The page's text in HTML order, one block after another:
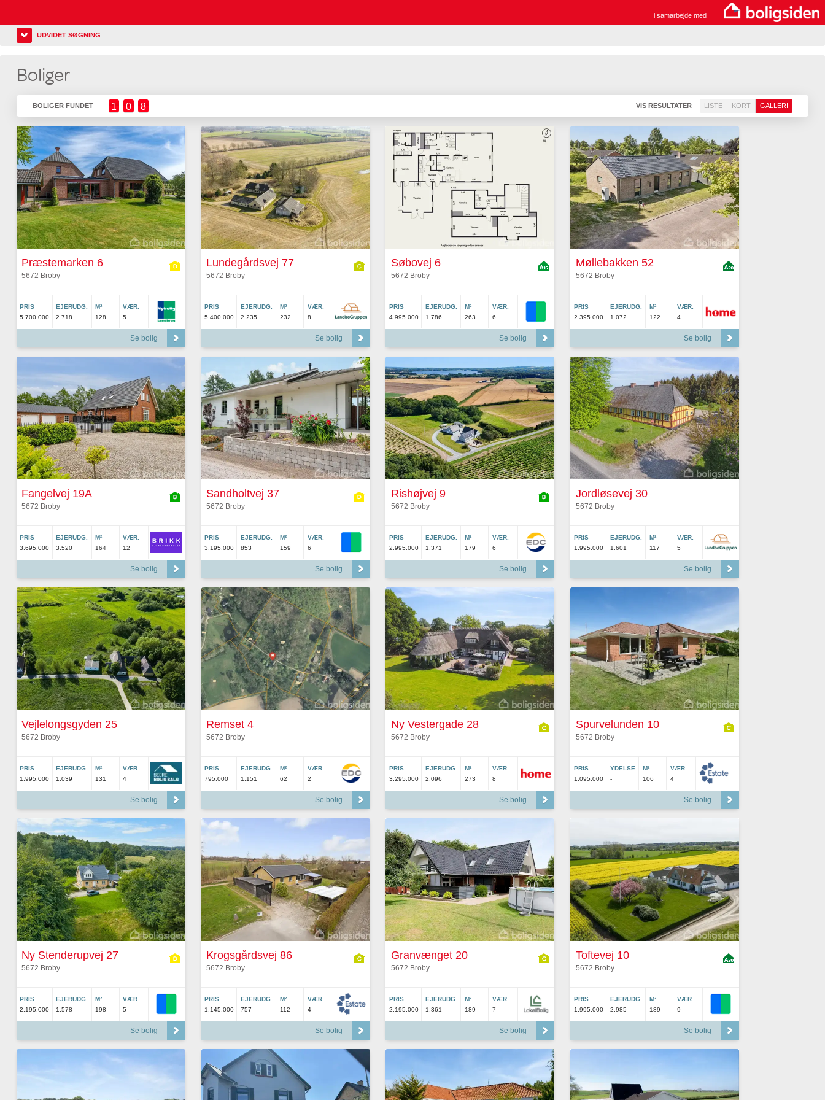
i samarbejde med
UDVIDET SØGNING
Boliger
BOLIGER FUNDET 1 0 8 VIS RESULTATER LISTE KORT GALLERI
Præstemarken 6
5672 Broby
PRIS
5.700.000
EJERUDG.
2.718
M²
128
VÆR.
5
Se bolig
Lundegårdsvej 77
5672 Broby
PRIS
5.400.000
EJERUDG.
2.235
M²
232
VÆR.
8
Se bolig
Søbovej 6
5672 Broby
PRIS
4.995.000
EJERUDG.
1.786
M²
263
VÆR.
6
Se bolig
Møllebakken 52
5672 Broby
PRIS
2.395.000
EJERUDG.
1.072
M²
122
VÆR.
4
Se bolig
Fangelvej 19A
5672 Broby
PRIS
3.695.000
EJERUDG.
3.520
M²
164
VÆR.
12
Se bolig
Sandholtvej 37
5672 Broby
PRIS
3.195.000
EJERUDG.
853
M²
159
VÆR.
6
Se bolig
Rishøjvej 9
5672 Broby
PRIS
2.995.000
EJERUDG.
1.371
M²
179
VÆR.
6
Se bolig
Jordløsevej 30
5672 Broby
PRIS
1.995.000
EJERUDG.
1.601
M²
117
VÆR.
5
Se bolig
Vejlelongsgyden 25
5672 Broby
PRIS
1.995.000
EJERUDG.
1.039
M²
131
VÆR.
4
Se bolig
Remset 4
5672 Broby
PRIS
795.000
EJERUDG.
1.151
M²
62
VÆR.
2
Se bolig
Ny Vestergade 28
5672 Broby
PRIS
3.295.000
EJERUDG.
2.096
M²
273
VÆR.
8
Se bolig
Spurvelunden 10
5672 Broby
PRIS
1.095.000
YDELSE
-
M²
106
VÆR.
4
Se bolig
Ny Stenderupvej 27
5672 Broby
PRIS
2.195.000
EJERUDG.
1.578
M²
198
VÆR.
5
Se bolig
Krogsgårdsvej 86
5672 Broby
PRIS
1.145.000
EJERUDG.
757
M²
112
VÆR.
4
Se bolig
Granvænget 20
5672 Broby
PRIS
2.195.000
EJERUDG.
1.361
M²
189
VÆR.
7
Se bolig
Toftevej 10
5672 Broby
PRIS
1.995.000
EJERUDG.
2.985
M²
189
VÆR.
9
Se bolig